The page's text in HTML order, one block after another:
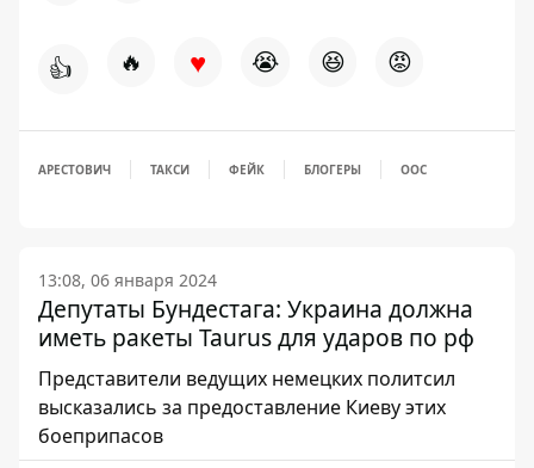
👍 🔥 ♥ 😭 😆 😡
АРЕСТОВИЧ ТАКСИ ФЕЙК БЛОГЕРЫ ООС
13:08, 06 января 2024
Депутаты Бундестага: Украина должна
иметь ракеты Taurus для ударов по рф
Представители ведущих немецких политсил
высказались за предоставление Киеву этих
боеприпасов